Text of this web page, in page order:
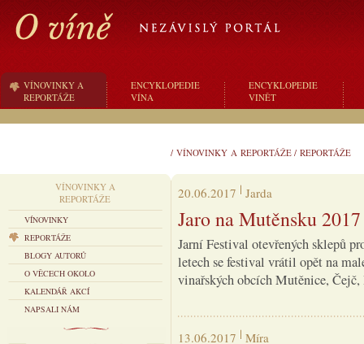
VÍNOVINKY A
REPORTÁŽE
ENCYKLOPEDIE
VÍNA
ENCYKLOPEDIE
VINĚT
/ VÍNOVINKY A REPORTÁŽE / REPORTÁŽE
VÍNOVINKY A
REPORTÁŽE
VÍNOVINKY
REPORTÁŽE
BLOGY AUTORŮ
O VĚCECH OKOLO
KALENDÁŘ AKCÍ
NAPSALI NÁM
20.06.2017 Jarda
Jaro na Mutěnsku 2017
Jarní Festival otevřených sklepů
letech se festival vrátil opět na
vinařských obcích Mutěnice, Čejč,
13.06.2017 Míra